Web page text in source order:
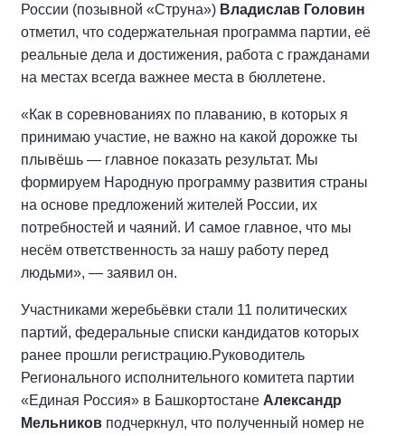
России (позывной «Струна») Владислав Головин
отметил, что содержательная программа партии, её
реальные дела и достижения, работа с гражданами
на местах всегда важнее места в бюллетене.
«Как в соревнованиях по плаванию, в которых я
принимаю участие, не важно на какой дорожке ты
плывёшь — главное показать результат. Мы
формируем Народную программу развития страны
на основе предложений жителей России, их
потребностей и чаяний. И самое главное, что мы
несём ответственность за нашу работу перед
людьми», — заявил он.
Участниками жеребьёвки стали 11 политических
партий, федеральные списки кандидатов которых
ранее прошли регистрацию.Руководитель
Регионального исполнительного комитета партии
«Единая Россия» в Башкортостане Александр
Мельников подчеркнул, что полученный номер не